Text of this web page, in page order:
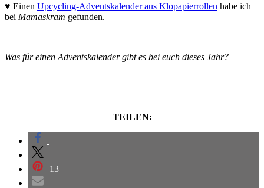
♥ Einen Upcycling-Adventskalender aus Klopapierrollen habe ich
bei Mamaskram gefunden.
Was für einen Adventskalender gibt es bei euch dieses Jahr?
TEILEN:
13